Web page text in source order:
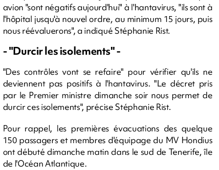
avion "sont négatifs aujourd'hui" à l'hantavirus, "ils sont à
l'hôpital jusqu'à nouvel ordre, au minimum 15 jours, puis
nous réévaluerons", a indiqué Stéphanie Rist.
- "Durcir les isolements" -
"Des contrôles vont se refaire" pour vérifier qu'ils ne
deviennent pas positifs à l'hantavirus. "Le décret pris
par le Premier ministre dimanche soir nous permet de
durcir ces isolements", précise Stéphanie Rist.
Pour rappel, les premières évacuations des quelque
150 passagers et membres d'équipage du MV Hondius
ont débuté dimanche matin dans le sud de Tenerife, île
de l'Océan Atlantique.